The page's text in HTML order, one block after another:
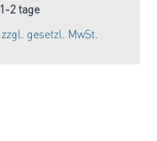
Preis
war:
80,64 €
Preis
1-2 tage
zzgl. gesetzl. MwSt.